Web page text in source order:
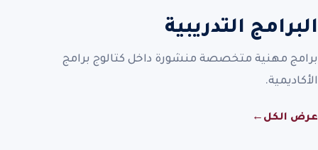
البرامج التدريبية
برامج مهنية متخصصة منشورة داخل كتالوج برامج
الأكاديمية.
عرض الكل ←